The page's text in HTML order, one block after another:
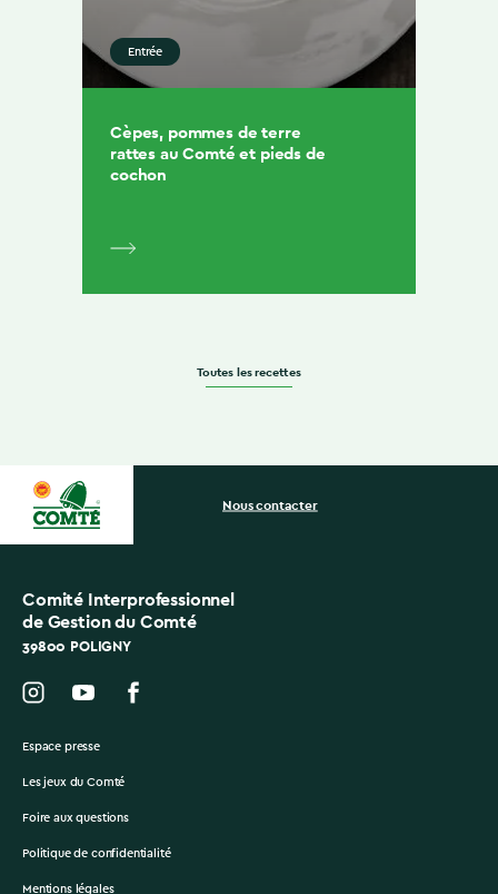
Entrée
Cèpes, pommes de terre
rattes au Comté et pieds de
cochon
Toutes les recettes
Comité Interprofessionnel
de Gestion du Comté
39800 POLIGNY
Nous contacter
Espace presse
Les jeux du Comté
Foire aux questions
Politique de confidentialité
Mentions légales